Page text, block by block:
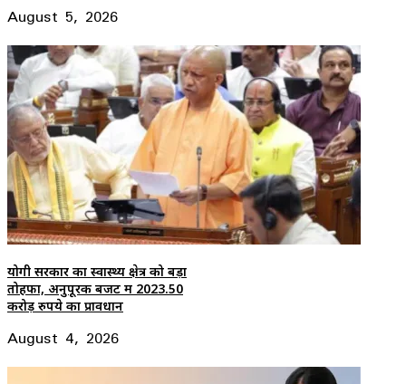
August 5, 2026
योगी सरकार का स्वास्थ्य क्षेत्र को बड़ा
तोहफा, अनुपूरक बजट में 2023.50
करोड़ रुपये का प्रावधान
August 4, 2026